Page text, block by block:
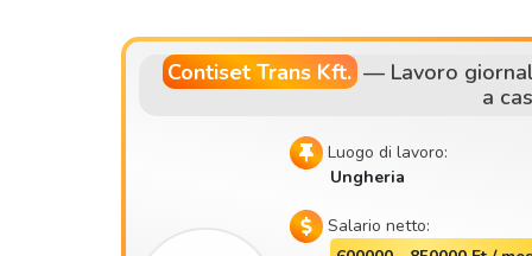
Contiset Trans Kft.— Lavoro
a
Luogo di lavoro:
Ungheria
Salario netto: